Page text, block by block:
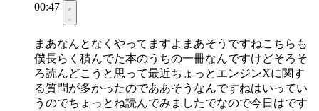
00:47
まあなんとなくやってますよまあそうですねこちらも
僕長らく積んでた本のうちの一冊なんですけどそろそ
ろ読んどこうと思って最近ちょっとエンジンXに関す
る質問が多かったのでああそうなんですねはいってい
うのでちょっとね読んでみましたでなので今日はです